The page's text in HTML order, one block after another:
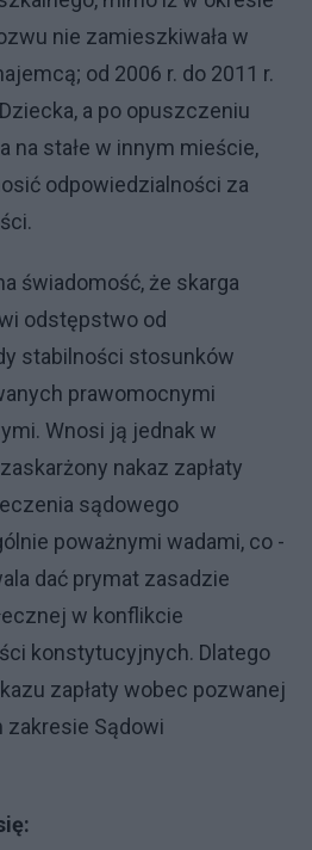
nie zamieszkiwała w
od 2006 r. do 2011 r.
a po opuszczeniu
na stałe w innym mieście,
odpowiedzialności za
świadomość, że skarga
odstępstwo od
stabilności stosunków
prawomocnymi
Wnosi ją jednak w
nakaz zapłaty
sądowego
poważnymi wadami, co -
dać prymat zasadzie
w konflikcie
konstytucyjnych. Dlatego
zapłaty wobec pozwanej
Sądowi